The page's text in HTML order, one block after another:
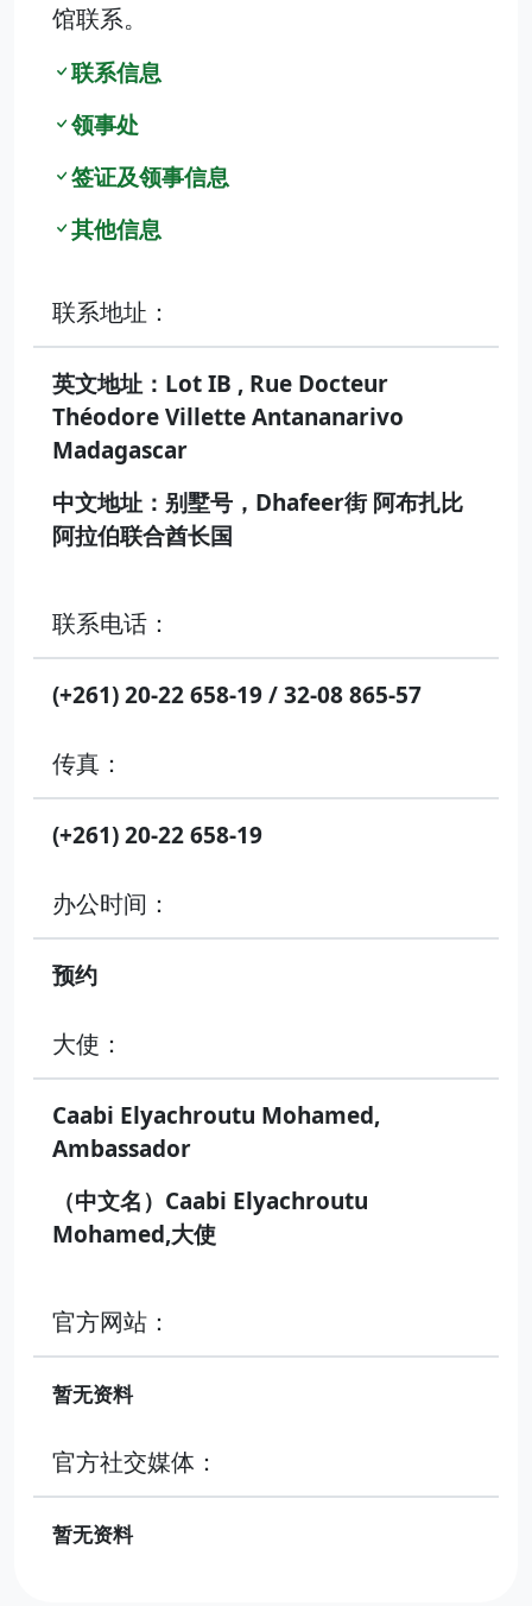
馆联系。
联系信息
领事处
签证及领事信息
其他信息
联系地址：
英文地址：Lot IB , Rue Docteur
Théodore Villette Antananarivo
Madagascar
中文地址：别墅号，Dhafeer街 阿布扎比
阿拉伯联合酋长国
联系电话：
(+261) 20-22 658-19 / 32-08 865-57
传真：
(+261) 20-22 658-19
办公时间：
预约
大使：
Caabi Elyachroutu Mohamed,
Ambassador
（中文名）Caabi Elyachroutu
Mohamed,大使
官方网站：
暂无资料
官方社交媒体：
暂无资料